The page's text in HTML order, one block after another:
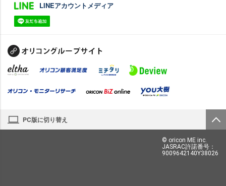
LINEアカウントメディア
PC版に切り替え
© oricon ME inc.
JASRAC許諾番号：
9009642140Y38026